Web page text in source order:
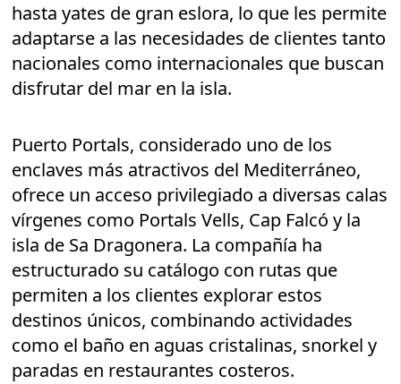
hasta yates de gran eslora, lo que les permite
adaptarse a las necesidades de clientes tanto
nacionales como internacionales que buscan
disfrutar del mar en la isla.
Puerto Portals, considerado uno de los
enclaves más atractivos del Mediterráneo,
ofrece un acceso privilegiado a diversas calas
vírgenes como Portals Vells, Cap Falcó y la
isla de Sa Dragonera. La compañía ha
estructurado su catálogo con rutas que
permiten a los clientes explorar estos
destinos únicos, combinando actividades
como el baño en aguas cristalinas, snorkel y
paradas en restaurantes costeros.